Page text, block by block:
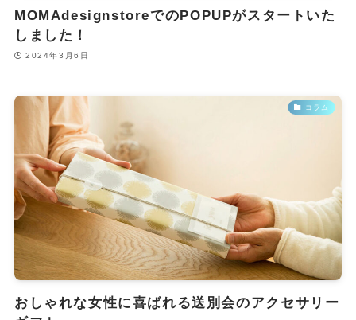
MOMAdesignstoreでのPOPUPがスタートいた
しました！
2024年3月6日
コラム
おしゃれな女性に喜ばれる送別会のアクセサリー